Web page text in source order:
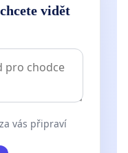
vidět
vás připraví